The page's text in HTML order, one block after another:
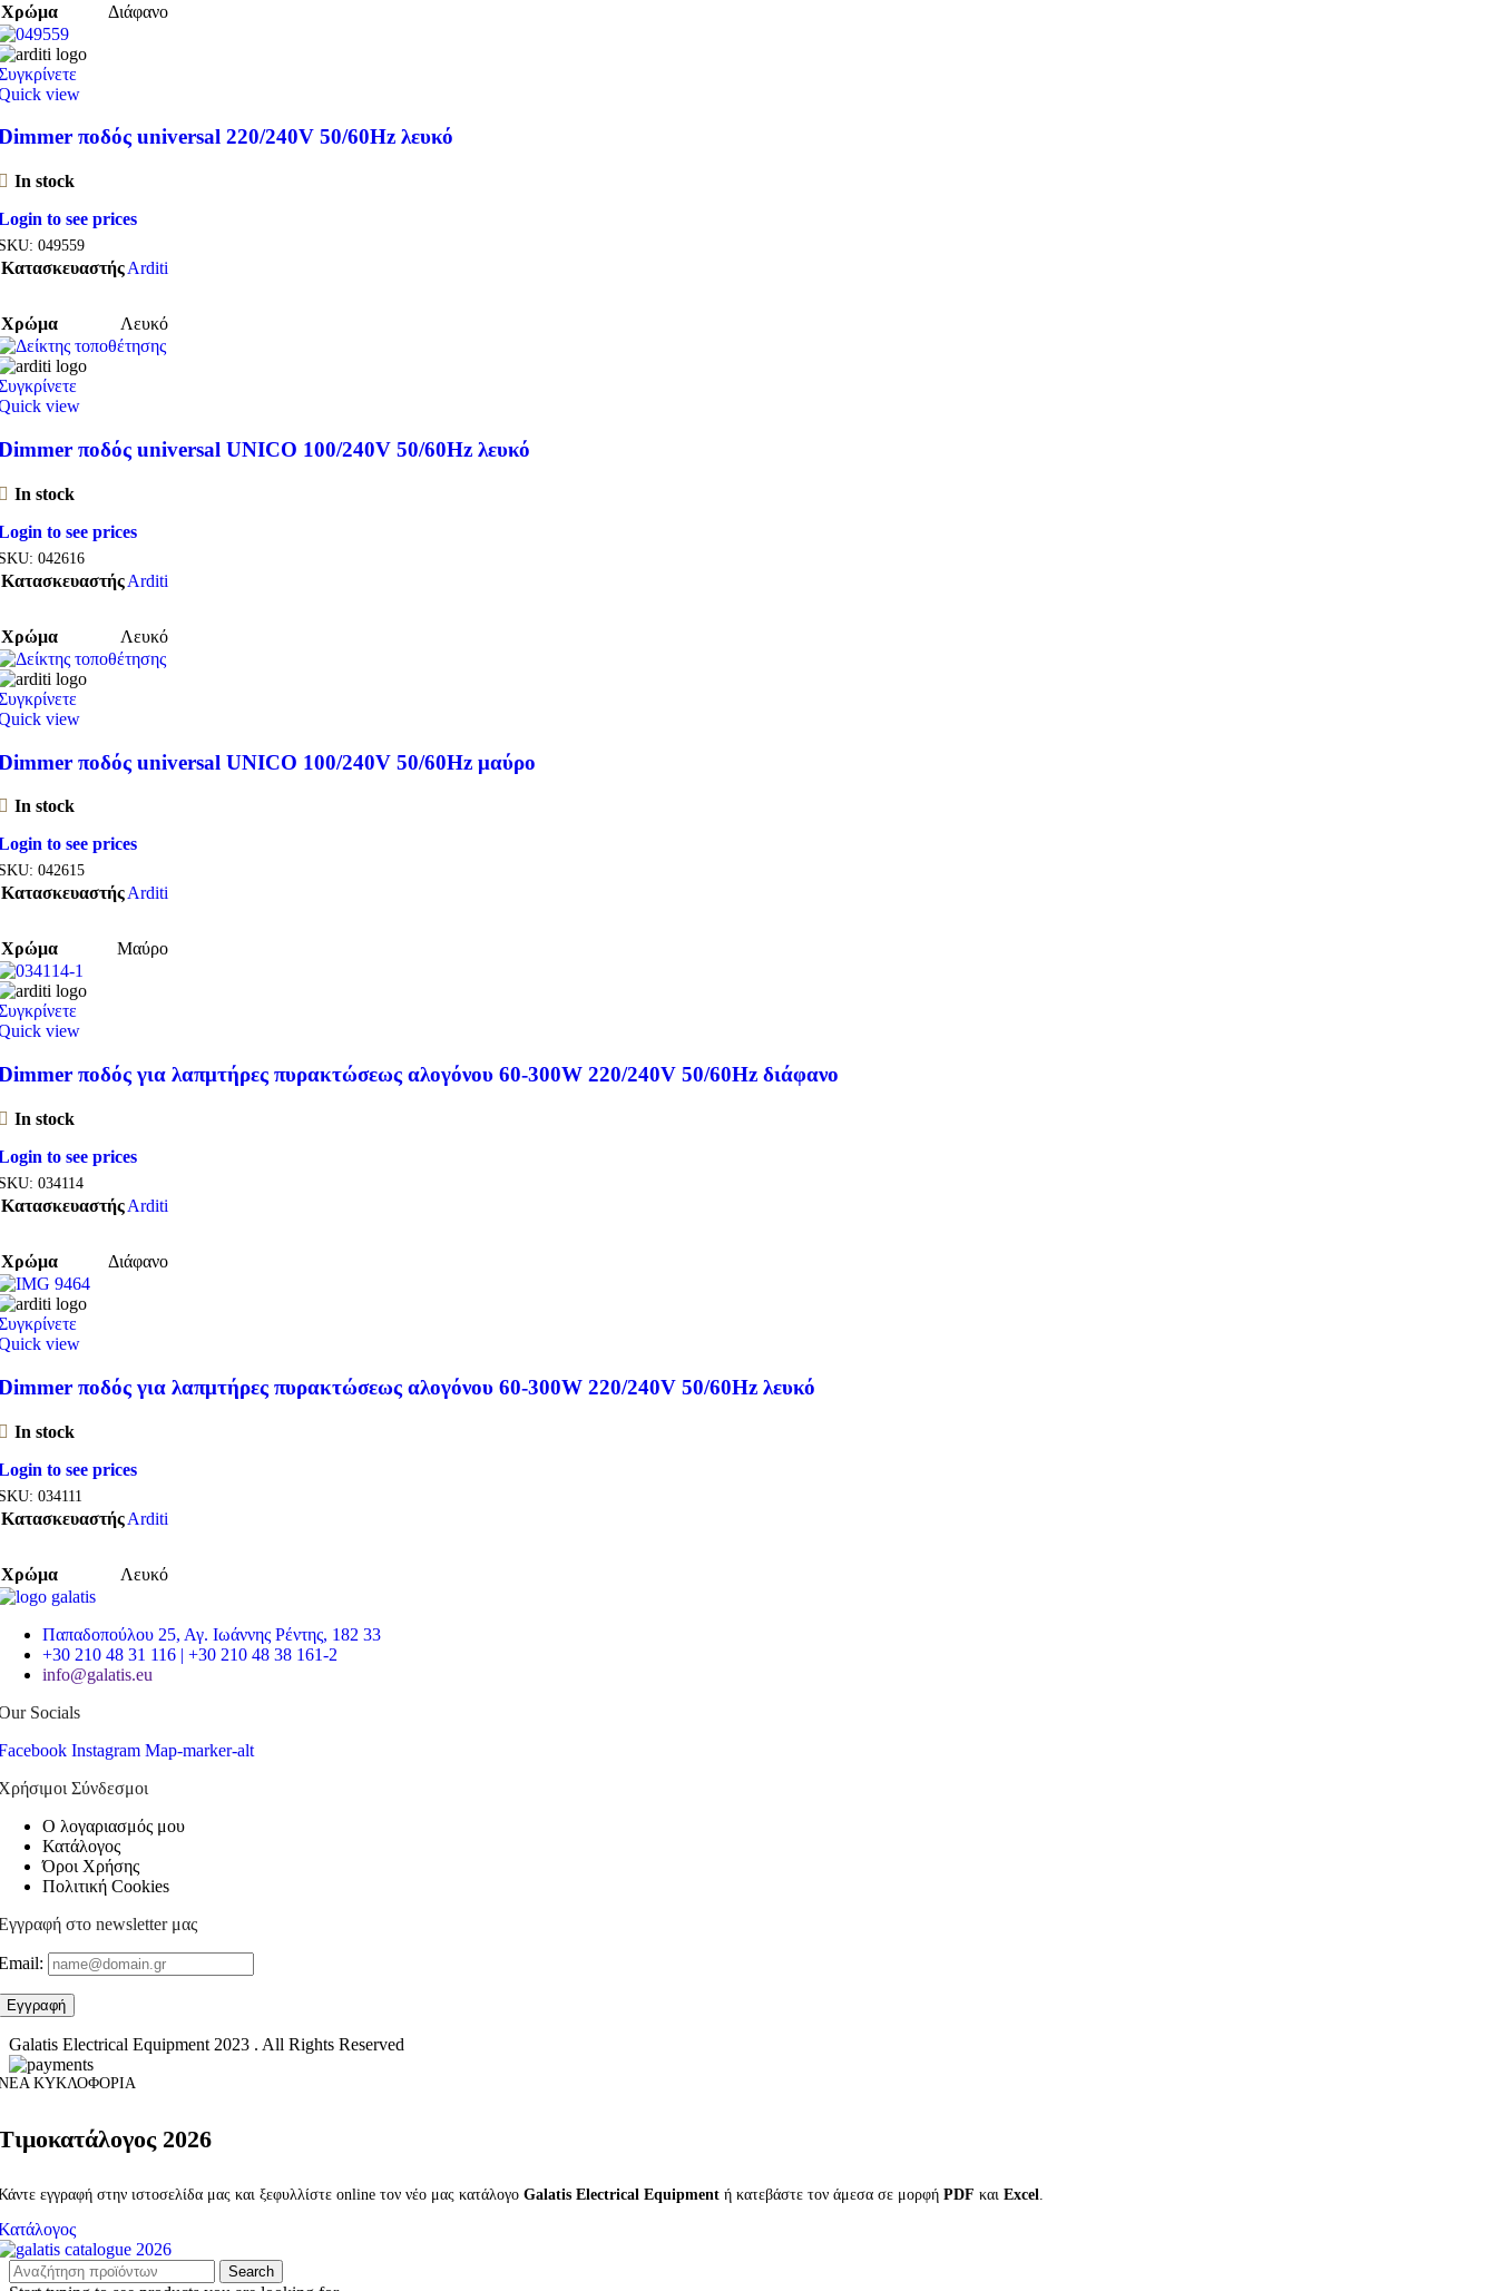
Χρώμα Διάφανο
view
ποδός universal 220/240V 50/60Hz λευκό
In stock
to see prices
049559
ΚατασκευαστήςArditi
Χρώμα Λευκό
view
ποδός universal UNICO 100/240V 50/60Hz λευκό
In stock
to see prices
042616
ΚατασκευαστήςArditi
Χρώμα Λευκό
view
ποδός universal UNICO 100/240V 50/60Hz μαύρο
In stock
to see prices
042615
ΚατασκευαστήςArditi
Χρώμα Μαύρο
view
ποδός για λαπμτήρες πυρακτώσεως αλογόνου 60-300W 220/240V 50/60Hz διάφανο
In stock
to see prices
034114
ΚατασκευαστήςArditi
Χρώμα Διάφανο
view
ποδός για λαπμτήρες πυρακτώσεως αλογόνου 60-300W 220/240V 50/60Hz λευκό
In stock
to see prices
034111
ΚατασκευαστήςArditi
Χρώμα Λευκό
Παπαδοπούλου 25, Αγ. Ιωάννης Ρέντης, 182 33
+30 210 48 31 116 | +30 210 48 38 161-2
info@galatis.eu
Socials
Instagram Map-marker-alt
Σύνδεσμοι
Ο λογαριασμός μου
Κατάλογος
Όροι Χρήσης
Πολιτική Cookies
στο newsletter μας
Galatis Electrical Equipment 2023 . All Rights Reserved
ΚΥΚΛΟΦΟΡΙΑ
2026
εγγραφή στην ιστοσελίδα μας και ξεφυλλίστε online τον νέο μας κατάλογο Galatis Electrical Equipment ή κατεβάστε τον άμεσα σε μορφή PDF και Excel.
Search